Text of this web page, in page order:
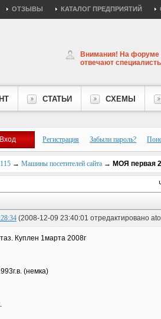
ОТЗЫВЫ КАТАЛОГ ПРЕДПРИЯТИЙ
Внимания! На форуме
отвечают
СТАТЬИ СХЕМЫ
Регистрация Забыли пароль?
→ Машины посетителей сайта → МОЯ первая
(2008-12-09 23:40:01 отредактировано
Куплен 1марта 2008г
(немка)